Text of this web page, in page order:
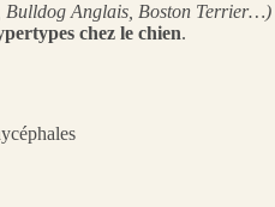
Anglais, Boston Terrier…)
chez le chien.